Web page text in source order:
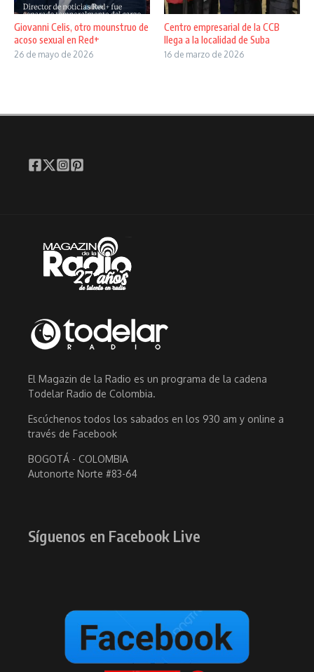
Giovanni Celis, otro mounstruo de
acoso sexual en Red+
26 de mayo de 2026
Centro empresarial de la CCB
llega a la localidad de Suba
16 de marzo de 2026
El Magazin de la Radio es un programa de la cadena
Todelar Radio de Colombia.
Escúchenos todos los sabados en los 930 am y online a
través de Facebook
BOGOTÁ - COLOMBIA
Autonorte Norte #83-64
Síguenos en Facebook Live